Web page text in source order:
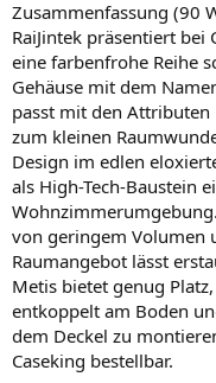
Zusammenfassung (90
RaiJintek präsentiert bei
eine farbenfrohe Reihe
Gehäuse mit dem
passt mit den Attributen
zum kleinen
Design im edlen
als High-Tech-Baustein
von geringem Volumen
Raumangebot lässt
Metis bietet genug
entkoppelt am Boden
dem Deckel zu
Caseking bestellbar.